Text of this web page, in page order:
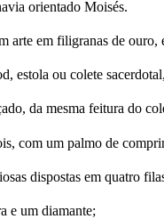
orientado Moisés.
arte em filigranas de
estola ou colete
da mesma feitura do
com um palmo de
dispostas em quatro
e um diamante;